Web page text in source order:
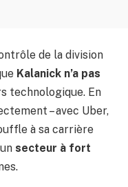
de la division
Kalanick n’a pas
technologique. En
– avec Uber,
à sa carrière
secteur à fort